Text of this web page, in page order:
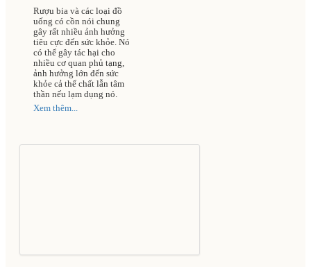
bia đối với cơ thể
Rượu bia và các loại đồ
uống có cồn nói chung
gây rất nhiều ảnh hưởng
tiêu cực đến sức khỏe. Nó
có thể gây tác hại cho
nhiều cơ quan phủ tạng,
ảnh hưởng lớn đến sức
khỏe cả thể chất lẫn tâm
thần nếu lạm dụng nó.
Xem thêm...